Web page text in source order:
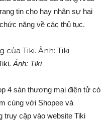
tin cho hay nhân sự hai
năng về các thủ tục.
Ảnh: Tiki
4 sàn thương mại điện tử có
cùng với Shopee và
truy cập vào website Tiki